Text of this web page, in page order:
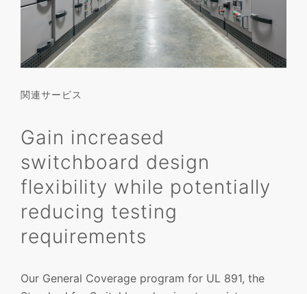
関連サービス
Gain increased
switchboard design
flexibility while potentially
reducing testing
requirements
Our General Coverage program for UL 891, the